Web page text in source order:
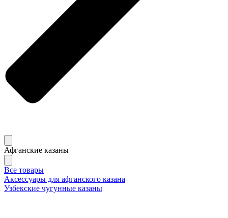
Афганские казаны
Все товары
Аксессуары для афганского казана
Узбекские чугунные казаны